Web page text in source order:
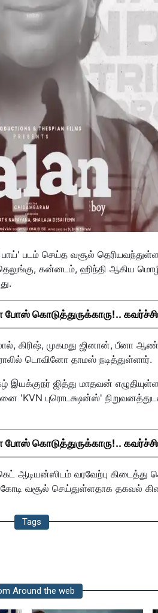
படம் செய்த வசூல்
கன்னடம், ஹிந்தி ஆகிய
கொடுத்துருக்காரு!..
கிரிஷ், முகமது ஜினான், பீனா
டொவினோ தாமஸ் நடித்துள்ளார்.
ஜித்து மாதவன்
'KVN புரொடக்ஷன்ஸ்'
கொடுத்துருக்காரு!..
ஆடியன்ஸிடம் வரவேற்பு கிடைத்து
வசூல் செய்துள்ளதாக தகவல்
Tags
Around the web